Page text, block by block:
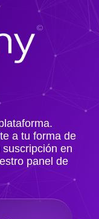
a tu forma de
en
panel de